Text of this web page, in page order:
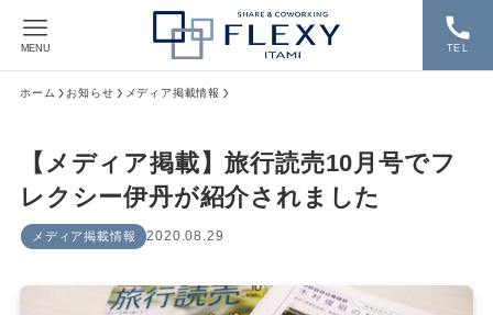
TEL
MENU
ホーム お知らせ メディア掲載情報
【メディア掲載】旅行読売10月号でフ
レクシー伊丹が紹介されました
メディア掲載情報 2020.08.29